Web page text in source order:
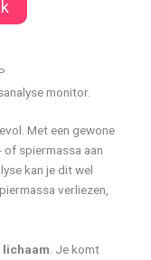
monitor.
Met een gewone
of spiermassa aan
kan je dit wel
verliezen,
lichaam . Je komt